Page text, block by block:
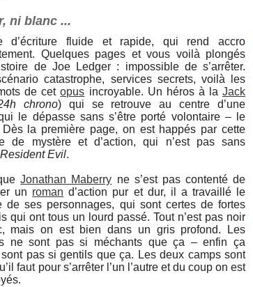
ni blanc ...
d’écriture fluide et rapide, qui rend accro
Quelques pages et vous voilà plongés
de Joe Ledger : impossible de s’arrêter.
catastrophe, services secrets, voilà les
de cetopus incroyable. Un héros à laJack
chrono) qui se retrouve au centre d’une
le dépasse sans s’être porté volontaire – le
la première page, on est happés par cette
de mystère et d’action, qui n’est pas sans
Resident Evil.
Jonathan Maberry ne s’est pas contenté de
un roman d’action pur et dur, il a travaillé le
de ses personnages, qui sont certes de fortes
qui ont tous un lourd passé. Tout n’est pas noir
mais on est bien dans un gris profond. Les
ne sont pas si méchants que ça – enfin ça
pas si gentils que ça. Les deux camps sont
faut pour s’arrêter l’un l’autre et du coup on est